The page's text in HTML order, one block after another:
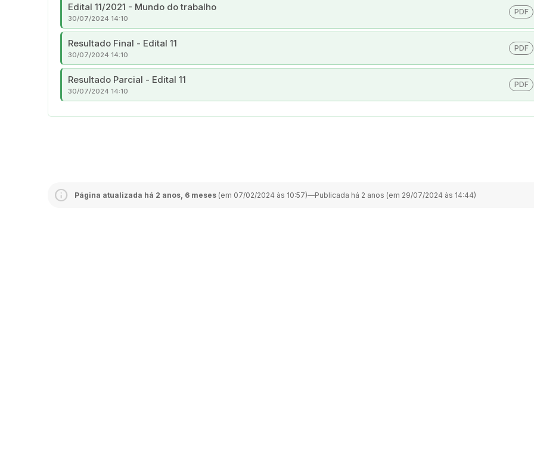
Edital 11/2021 - Mundo do trabalho PDF
30/07/2024 14:10
Resultado Final - Edital 11 PDF
30/07/2024 14:10
Resultado Parcial - Edital 11 PDF
30/07/2024 14:10
Página atualizada há 2 anos, 6 meses (em 07/02/2024 às 10:57)—Publicada há 2 anos (em 29/07/2024 às 14:44)